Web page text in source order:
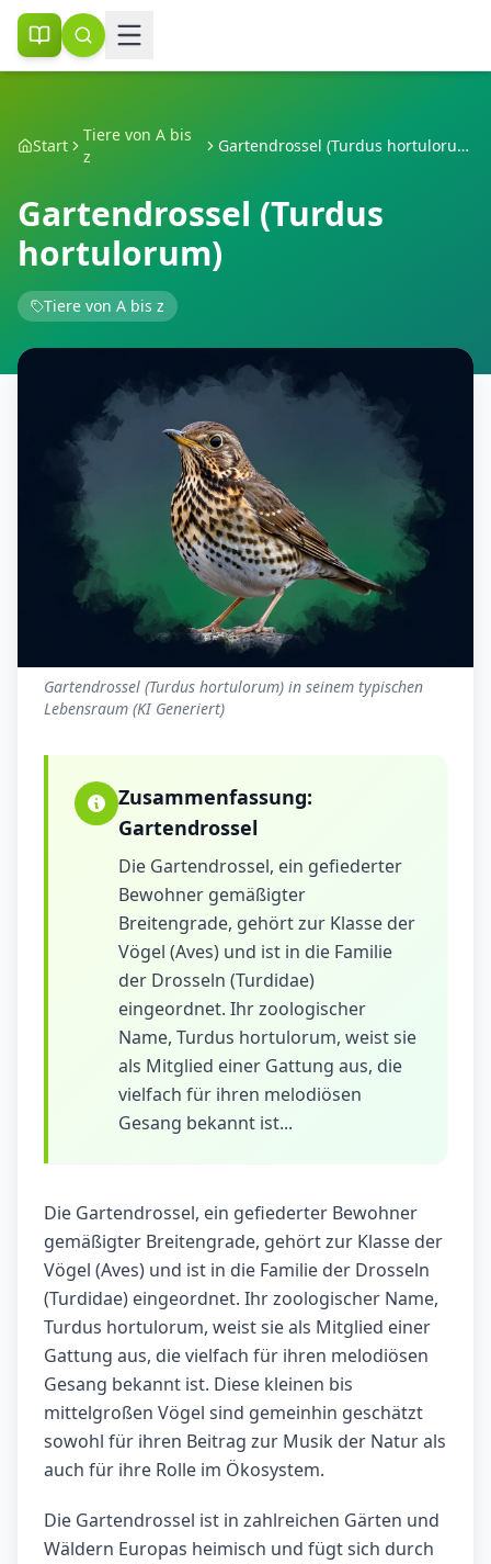
Start
Tiere von A bis
z
Gartendrossel (Turdus hortulorum)
Gartendrossel (Turdus
hortulorum)
Tiere von A bis z
Gartendrossel (Turdus hortulorum) in seinem typischen
Lebensraum (KI Generiert)
Zusammenfassung:
Gartendrossel
Die Gartendrossel, ein gefiederter
Bewohner gemäßigter
Breitengrade, gehört zur Klasse der
Vögel (Aves) und ist in die Familie
der Drosseln (Turdidae)
eingeordnet. Ihr zoologischer
Name, Turdus hortulorum, weist sie
als Mitglied einer Gattung aus, die
vielfach für ihren melodiösen
Gesang bekannt ist...
Die Gartendrossel, ein gefiederter Bewohner
gemäßigter Breitengrade, gehört zur Klasse der
Vögel (Aves) und ist in die Familie der Drosseln
(Turdidae) eingeordnet. Ihr zoologischer Name,
Turdus hortulorum, weist sie als Mitglied einer
Gattung aus, die vielfach für ihren melodiösen
Gesang bekannt ist. Diese kleinen bis
mittelgroßen Vögel sind gemeinhin geschätzt
sowohl für ihren Beitrag zur Musik der Natur als
auch für ihre Rolle im Ökosystem.
Die Gartendrossel ist in zahlreichen Gärten und
Wäldern Europas heimisch und fügt sich durch